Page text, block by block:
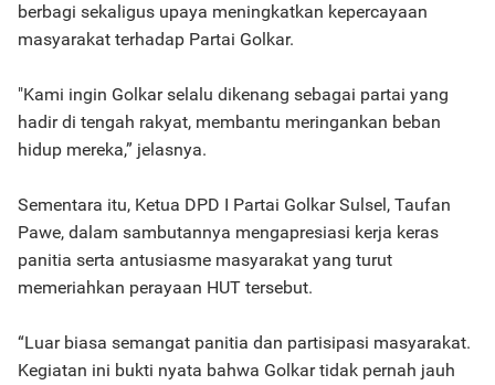
berbagi sekaligus upaya meningkatkan kepercayaan
masyarakat terhadap Partai Golkar.
"Kami ingin Golkar selalu dikenang sebagai partai yang
hadir di tengah rakyat, membantu meringankan beban
hidup mereka,” jelasnya.
Sementara itu, Ketua DPD I Partai Golkar Sulsel, Taufan
Pawe, dalam sambutannya mengapresiasi kerja keras
panitia serta antusiasme masyarakat yang turut
memeriahkan perayaan HUT tersebut.
“Luar biasa semangat panitia dan partisipasi masyarakat.
Kegiatan ini bukti nyata bahwa Golkar tidak pernah jauh